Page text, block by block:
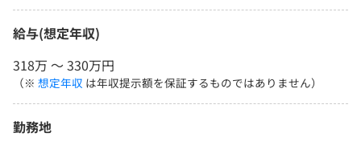
給与(想定年収)
318万 〜 330万円
（※ 想定年収 は年収提示額を保証するものではありません）
勤務地